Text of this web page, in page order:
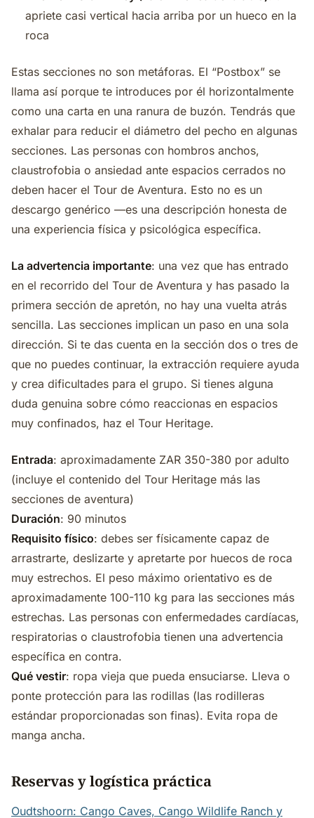
apriete casi vertical hacia arriba por un hueco en la
roca
Estas secciones no son metáforas. El “Postbox” se
llama así porque te introduces por él horizontalmente
como una carta en una ranura de buzón. Tendrás que
exhalar para reducir el diámetro del pecho en algunas
secciones. Las personas con hombros anchos,
claustrofobia o ansiedad ante espacios cerrados no
deben hacer el Tour de Aventura. Esto no es un
descargo genérico —es una descripción honesta de
una experiencia física y psicológica específica.
La advertencia importante: una vez que has entrado
en el recorrido del Tour de Aventura y has pasado la
primera sección de apretón, no hay una vuelta atrás
sencilla. Las secciones implican un paso en una sola
dirección. Si te das cuenta en la sección dos o tres de
que no puedes continuar, la extracción requiere ayuda
y crea dificultades para el grupo. Si tienes alguna
duda genuina sobre cómo reaccionas en espacios
muy confinados, haz el Tour Heritage.
Entrada: aproximadamente ZAR 350-380 por adulto
(incluye el contenido del Tour Heritage más las
secciones de aventura)
Duración: 90 minutos
Requisito físico: debes ser físicamente capaz de
arrastrarte, deslizarte y apretarte por huecos de roca
muy estrechos. El peso máximo orientativo es de
aproximadamente 100-110 kg para las secciones más
estrechas. Las personas con enfermedades cardíacas,
respiratorias o claustrofobia tienen una advertencia
específica en contra.
Qué vestir: ropa vieja que pueda ensuciarse. Lleva o
ponte protección para las rodillas (las rodilleras
estándar proporcionadas son finas). Evita ropa de
manga ancha.
Reservas y logística práctica
Oudtshoorn: Cango Caves, Cango Wildlife Ranch y